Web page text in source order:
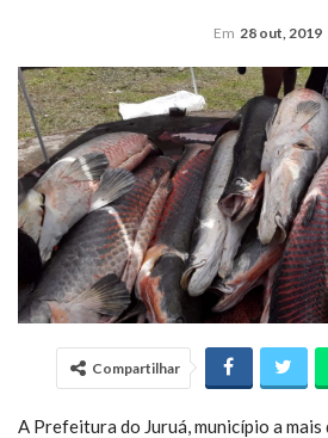
Em 28 out, 2019
Compartilhar
A Prefeitura do Juruá, município a